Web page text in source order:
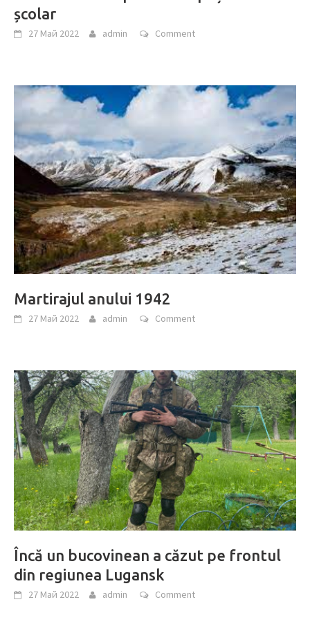
școlar
27 Май 2022 admin Comment
Martirajul anului 1942
27 Май 2022 admin Comment
Încă un bucovinean a căzut pe frontul
din regiunea Lugansk
27 Май 2022 admin Comment